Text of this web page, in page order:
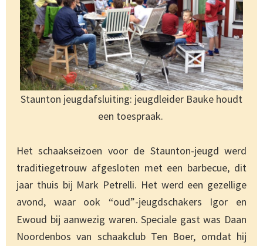
Staunton jeugdafsluiting: jeugdleider Bauke houdt
een toespraak.
Het schaakseizoen voor de Staunton-jeugd werd
traditiegetrouw afgesloten met een barbecue, dit
jaar thuis bij Mark Petrelli. Het werd een gezellige
avond, waar ook
“oud”-jeugdschakers Igor en
Ewoud bij aanwezig waren. Speciale gast was Daan
Noordenbos van schaakclub Ten Boer, omdat hij